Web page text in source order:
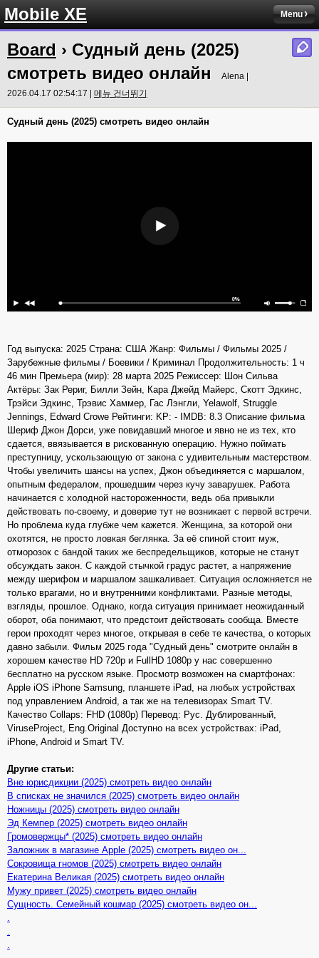
Mobile XE Menu
Board › Судный день (2025)
смотреть видео онлайн
Alena |
2026.04.17 02:54:17 | 메뉴 건너뛰기
Судный день (2025) смотреть видео онлайн
Год выпуска: 2025 Страна: США Жанр: Фильмы / Фильмы 2025 /
Зарубежные фильмы / Боевики / Криминал Продолжительность: 1 ч
46 мин Премьера (мир): 28 марта 2025 Режиссер: Шон Сильва
Актёры: Зак Рериг, Билли Зейн, Кара Джейд Майерс, Скотт Эдкинс,
Трэйси Эдкинс, Трэвис Хаммер, Гас Лэнгли, Yelawolf, Struggle
Jennings, Edward Crowe Рейтинги: KP: - IMDB: 8.3 Описание фильма
Шериф Джон Дорси, уже повидавший многое и явно не из тех, кто
сдается, ввязывается в рискованную операцию. Нужно поймать
преступницу, ускользающую от закона с удивительным мастерством.
Чтобы увеличить шансы на успех, Джон объединяется с маршалом,
опытным федералом, прошедшим через кучу заварушек. Работа
начинается с холодной настороженности, ведь оба привыкли
действовать по-своему, и доверие тут не возникает с первой встречи.
Но проблема куда глубже чем кажется. Женщина, за которой они
охотятся, не просто ловкая беглянка. За её спиной стоит муж,
отморозок с бандой таких же беспредельщиков, которые не станут
обсуждать закон. С каждой стычкой градус растет, а напряжение
между шерифом и маршалом зашкаливает. Ситуация осложняется не
только врагами, но и внутренними конфликтами. Разные методы,
взгляды, прошлое. Однако, когда ситуация принимает неожиданный
оборот, оба понимают, что предстоит действовать сообща. Вместе
герои проходят через многое, открывая в себе те качества, о которых
давно забыли. Фильм 2025 года "Судный день" смотрите онлайн в
хорошем качестве HD 720p и FullHD 1080p у нас совершенно
бесплатно на русском языке. Просмотр возможен на смартфонах:
Apple iOS iPhone Samsung, планшете iPad, на любых устройствах
под управлением Android, а так же на телевизорах Smart TV.
Качество Collaps: FHD (1080p) Перевод: Рус. Дублированный,
ViruseProject, Eng.Original Доступно на всех устройствах: iPad,
iPhone, Android и Smart TV.
Другие статьи:
Вне юрисдикции (2025) смотреть видео онлайн
В списках не значился (2025) смотреть видео онлайн
Ножницы (2025) смотреть видео онлайн
Эд Кемпер (2025) смотреть видео онлайн
Громовержцы* (2025) смотреть видео онлайн
Заложник в магазине Apple (2025) смотреть видео он...
Сокровища гномов (2025) смотреть видео онлайн
Екатерина Великая (2025) смотреть видео онлайн
Мужу привет (2025) смотреть видео онлайн
Сущность. Семейный кошмар (2025) смотреть видео он...